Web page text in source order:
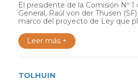
El presidente de la Comisión Nº
General, Raúl von der Thusen
marco del proyecto de Ley que
Leer más +
TOLHUIN